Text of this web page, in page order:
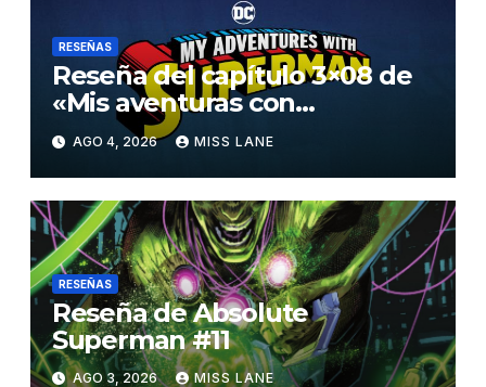
RESEÑAS
Reseña del capítulo 3×08 de
«Mis aventuras con
Superman»
AGO 4, 2026 MISS LANE
RESEÑAS
Reseña de Absolute
Superman #11
AGO 3, 2026 MISS LANE